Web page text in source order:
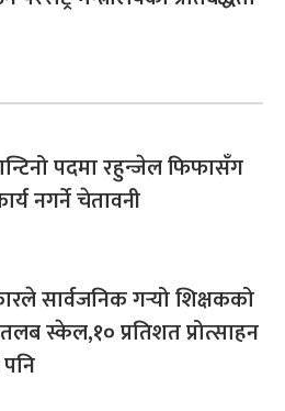
पदमा रहुन्जेल फिफासँग
नगर्ने चेतावनी
सार्वजनिक गर्‍यो शिक्षकको
स्केल,१० प्रतिशत प्रोत्साहन